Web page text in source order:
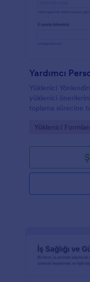
Yardımcı
Yüklenici
yüklenici
toplama sürecine
Go to Category:
Yüklenici Formları